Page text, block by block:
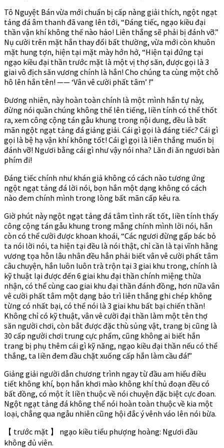
Tô Nguyệt Bán vừa mới chuẩn bị cấp nàng giải thích, ngột ngạt
tảng đá âm thanh đã vang lên tới, “Đáng tiếc, ngạo kiều đại
thần vận khí không thế nào hảo! Liên thắng sẽ phải bị đánh vỡ.”
Nụ cười trên mặt hắn thay đổi bất thường, vừa mới còn khuôn
mặt hung tợn, hiện tại mặt mày hớn hở, “Hiện tại đứng tại
ngạo kiều đại thần trước mặt là một vị thợ săn, được gọi là 3
giai vô địch săn vương chính là hắn! Cho chúng ta cùng một chỗ
hô lên hắn tên! —— ‘Vân vê cười phất tâm’ !”
Đương nhiên, này hoàn toàn chính là một mình hắn tự này,
đừng nói quần chúng không thể lên tiếng, liền tính có thể thốt
ra, xem công cộng tán gẫu khung trong nội dung, đều là bất
mãn ngột ngạt tảng đá giảng giải. Cái gì gọi là đáng tiếc? Cái gì
gọi là bệ hạ vận khí không tốt! Cái gì gọi là liên thắng muốn bị
đánh vỡ! Ngươi bằng cái gì như vậy nói nha? Lăn đi ăn ngươi bàn
phím đi!
Đáng tiếc chính như khán giả không có cách nào tương ứng
ngột ngạt tảng đá lời nói, bọn hắn một dạng không có cách
nào đem chính mình trong lòng bất mãn cấp kêu ra.
Giờ phút này ngột ngạt tảng đá tâm tình rất tốt, liền tính thấy
công cộng tán gẫu khung trong mắng chính mình lời nói, hắn
còn có thể cười được khoan khoái, “Các ngươi đừng gấp bác bỏ
ta nói lời nói, ta hiện tại đều là nói thật, chỉ cần là tại vĩnh hằng
vương tọa hỗn lâu nhân đều hẳn phải biết vân vê cười phất tâm
câu chuyện, hắn luôn luôn trà trộn tại 3 giai khu trong, chính là
kỹ thuật lại được đến 6 giai khu đại thần chính miệng thừa
nhận, có thể cùng cao giai khu đại thần đánh đồng, hơn nữa vân
vê cười phất tâm một dạng bảo trì liên thắng ghi chép không
từng có nhất bại, có thể nói là 3 giai khu bất bại chiến thần!
Không chỉ có kỹ thuật, vân vê cười đại thần làm một tên thợ
săn người chơi, còn bắt được đặc thù sủng vật, trang bị cũng là
30 cấp người chơi trung cực phẩm, cũng không ai biết hắn
trang bị phụ thêm cái gì kỹ năng, ngạo kiều đại thần nếu có thể
thắng, ta liền đem đầu chặt xuống cấp hắn làm cầu đá!”
Giảng giải người dẫn chương trình ngay từ đầu am hiểu điều
tiết không khí, bọn hắn khơi mào không khí thủ đoạn đều có
bất đồng, có một ít liền thuộc về nói chuyện đặc biệt cực đoan.
Ngột ngạt tảng đá không thể nói hoàn toàn thuộc về kia một
loại, chẳng qua ngẫu nhiên cũng hội đắc ý vênh váo lên nói bừa.
【 trước mặt 】 ngạo kiều tiểu phượng hoàng: Ngươi đầu
không đủ viên.